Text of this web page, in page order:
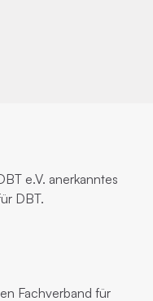
e.V. anerkanntes
DBT.
Fachverband für